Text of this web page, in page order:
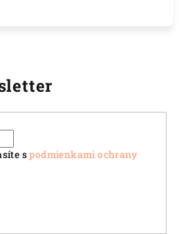
spodmienkami ochrany